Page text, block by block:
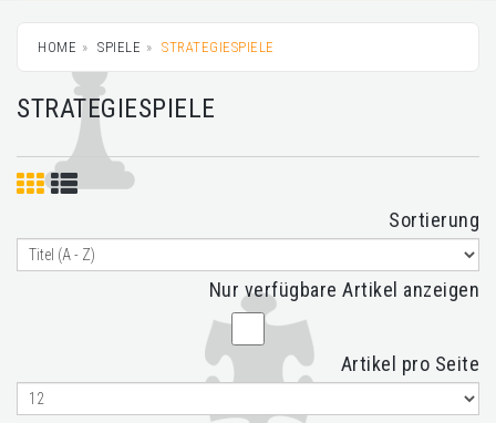
HOME SPIELE STRATEGIESPIELE
STRATEGIESPIELE
Sortierung
Nur verfügbare Artikel anzeigen
Artikel pro Seite